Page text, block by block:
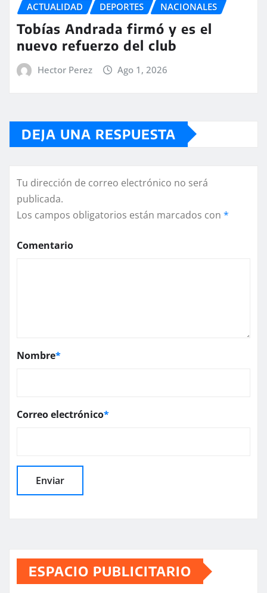
ACTUALIDAD DEPORTES NACIONALES
Tobías Andrada firmó y es el
nuevo refuerzo del club
Hector Perez Ago 1, 2026
DEJA UNA RESPUESTA
Tu dirección de correo electrónico no será
publicada.
Los campos obligatorios están marcados con *
Comentario
Nombre*
Correo electrónico*
ESPACIO PUBLICITARIO